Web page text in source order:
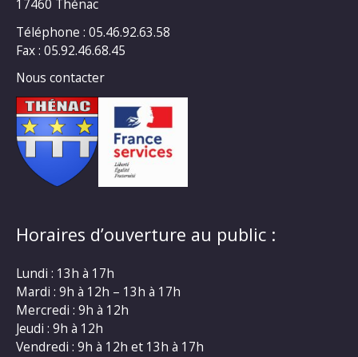
17460 Thénac
Téléphone : 05.46.92.63.58
Fax : 05.92.46.68.45
Nous contacter
Horaires d’ouverture au public :
Lundi : 13h à 17h
Mardi : 9h à 12h – 13h à 17h
Mercredi : 9h à 12h
Jeudi : 9h à 12h
Vendredi : 9h à 12h et 13h à 17h